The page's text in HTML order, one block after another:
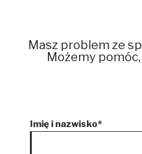
Masz problem ze
Możemy
Imię i nazwisko*